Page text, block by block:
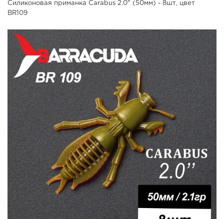
Силиконовая приманка Carabus 2.0" (50мм) - 8шт, цвет
BR109